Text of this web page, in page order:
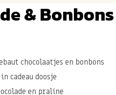
&
chocolaatjes en bonbons
cadeau doosje
en praline